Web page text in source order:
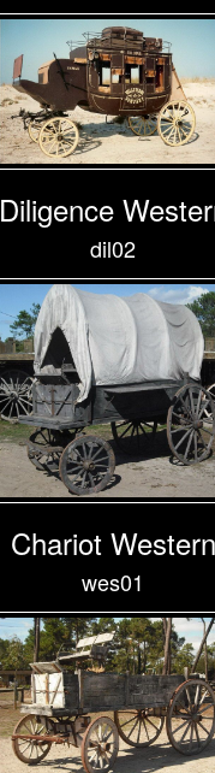
Diligence
dil02
Chariot Western
wes01